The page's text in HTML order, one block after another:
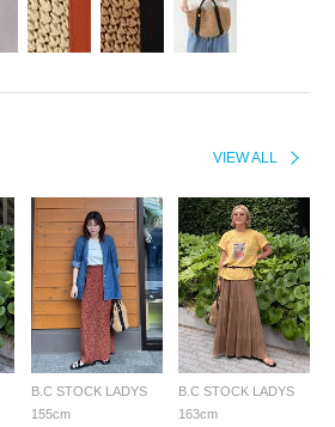
VIEW ALL
B.C STOCK LADYS
155cm
B.C STOCK LADYS
163cm